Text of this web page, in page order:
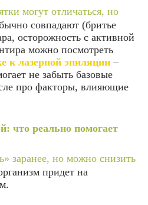
могут отличаться, но
совпадают (бритье
осторожность с активной
можно посмотреть
к лазерной эпиляции –
не забыть базовые
про факторы, влияющие
что реально помогает
заранее, но можно снизить
придет на